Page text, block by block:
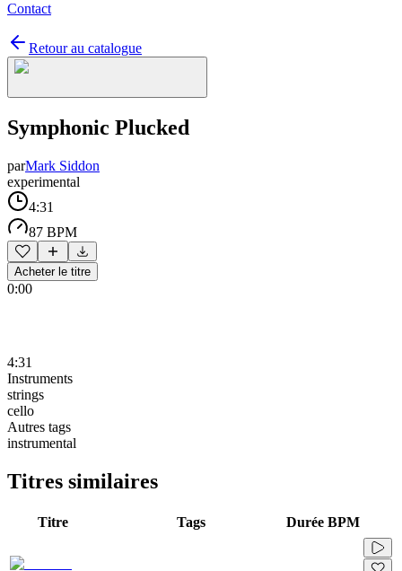
Contact
Retour au catalogue
Symphonic Plucked
parMark Siddon
experimental
4:31
87 BPM
Acheter le titre
0:00
4:31
Instruments
strings
cello
Autres tags
instrumental
Titres similaires
Titre Tags Durée BPM